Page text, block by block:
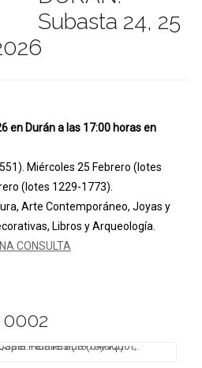
Subasta 24, 25
en Durán a las 17:00 horas en
Miércoles 25 Febrero (lotes
(lotes 1229-1773).
Arte Contemporáneo, Joyas y
Libros y Arqueología.
CONSULTA
0002